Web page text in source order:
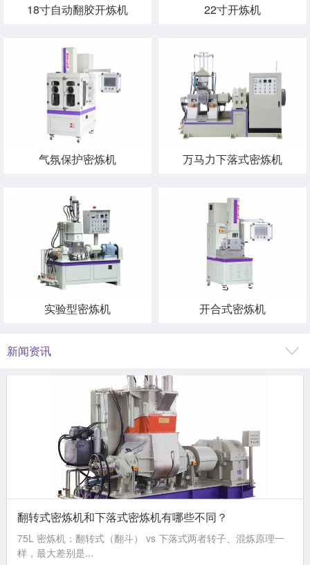
18寸自动翻胶开炼机 22寸开炼机
气氛保护密炼机 万马力下落式密炼机
实验型密炼机 开合式密炼机
新闻资讯
翻转式密炼机和下落式密炼机有哪些不同？
75L 密炼机：翻转式（翻斗） vs 下落式两者转子、混炼原理一
样，最大差别是...